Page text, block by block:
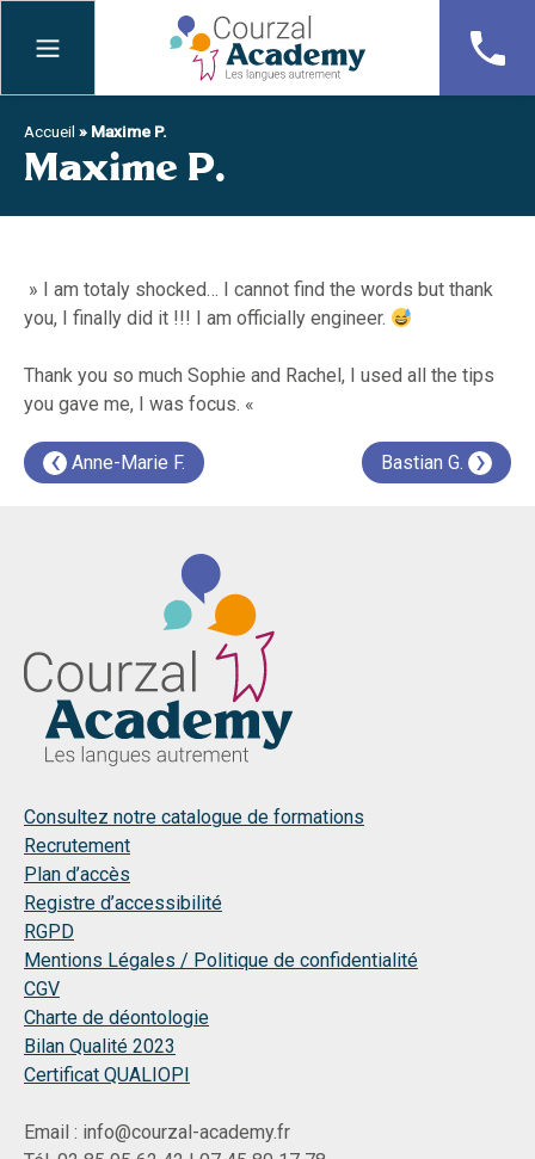
Accueil » Maxime P.
Maxime P.
» I am totaly shocked… I cannot find the words but thank
you, I finally did it !!! I am officially engineer.
Thank you so much Sophie and Rachel, I used all the tips
you gave me, I was focus. «
Navigation
‹ Anne-Marie F. Bastian G. ›
Consultez notre catalogue de formations
Recrutement
Plan d’accès
Registre d’accessibilité
RGPD
Mentions Légales / Politique de confidentialité
CGV
Charte de déontologie
Bilan Qualité 2023
Certificat QUALIOPI
Email : info@courzal-academy.fr